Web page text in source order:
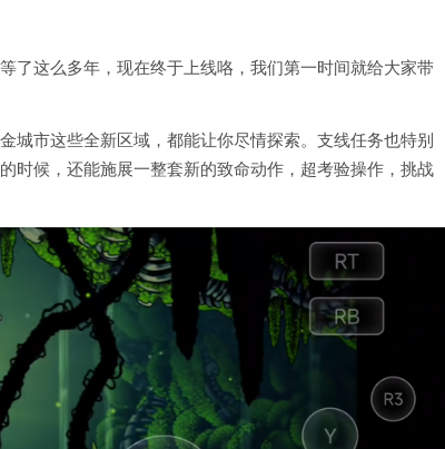
了这么多年，现在终于上线咯，我们第一时间就给大家带
城市这些全新区域，都能让你尽情探索。支线任务也特别
时候，还能施展一整套新的致命动作，超考验操作，挑战